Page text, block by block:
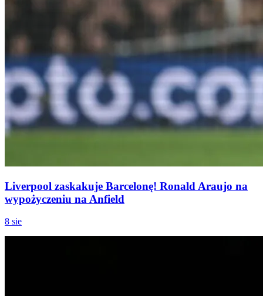
Liverpool zaskakuje Barcelonę! Ronald Araujo na
wypożyczeniu na Anfield
8 sie